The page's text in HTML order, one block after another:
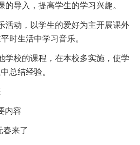
的导入，提高学生的学习兴趣。
活动，以学生的爱好为主开展课外
时生活中学习音乐。
学校的课程，在本校多实施，使学
总结经验。
内容
春来了